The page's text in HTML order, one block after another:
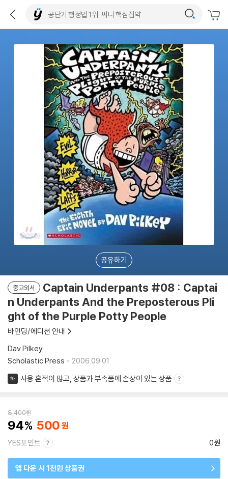
공유하기
중고외서
Captain Underpants #08 : Captai
n Underpants And the Preposterous Pli
ght of the Purple Potty People
바인딩/에디션 안내
Dav Pilkey
Scholastic Press
2006.09.01.
하 사용 흔적이 많고, 상품과 부속품에 손상이 있는 상품
8,400원
94 500
YES포인트 0원
앱 다운 시 1천원 상품권